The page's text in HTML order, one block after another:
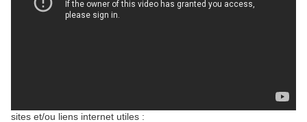
sites et/ou liens internet utiles :